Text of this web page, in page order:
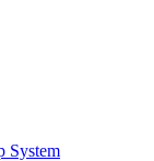
System